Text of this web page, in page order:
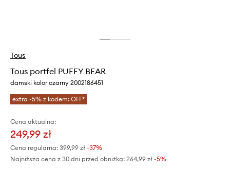
Tous
Tous portfel PUFFY BEAR
damski kolor czarny 2002186451
extra -5% z kodem: OFF*
Cena aktualna:
249,99 zł
Cena regularna: 399,99 zł -37%
Najniższa cena z 30 dni przed obniżką: 264,99 zł -5%